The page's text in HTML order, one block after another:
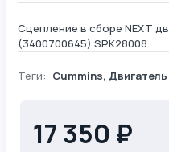
Сцепление в сборе NEXT
(3400700645) SPK28008
Теги: Cummins, Двигатель
17 350 ₽